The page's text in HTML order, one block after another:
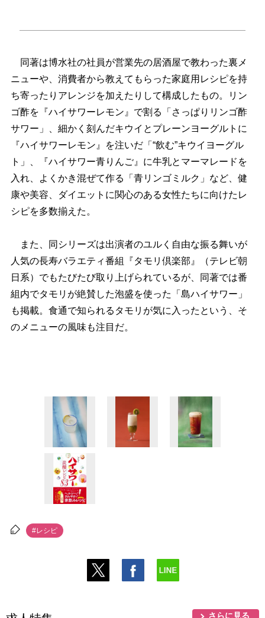
同著は博水社の社員が営業先の居酒屋で教わった裏メ
ニューや、消費者から教えてもらった家庭用レシピを持
ち寄ったりアレンジを加えたりして構成したもの。リン
ゴ酢を『ハイサワーレモン』で割る「さっぱりリンゴ酢
サワー」、細かく刻んだキウイとプレーンヨーグルトに
『ハイサワーレモン』を注いだ「“飲む”キウイヨーグル
ト」、『ハイサワー青りんご』に牛乳とマーマレードを
入れ、よくかき混ぜて作る「青リンゴミルク」など、健
康や美容、ダイエットに関心のある女性たちに向けたレ
シピを多数揃えた。
また、同シリーズは出演者のユルく自由な振る舞いが
人気の長寿バラエティ番組『タモリ倶楽部』（テレビ朝
日系）でもたびたび取り上げられているが、同著では番
組内でタモリが絶賛した泡盛を使った「島ハイサワー」
も掲載。食通で知られるタモリが気に入ったという、そ
のメニューの風味も注目だ。
#レシピ
さらに見る